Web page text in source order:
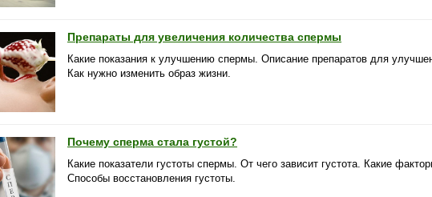
Препараты для увеличения количества спермы
Какие показания к улучшению спермы. Описание препаратов для
Как нужно изменить образ жизни.
Почему сперма стала густой?
Какие показатели густоты спермы. От чего зависит густота. Какие
Способы восстановления густоты.